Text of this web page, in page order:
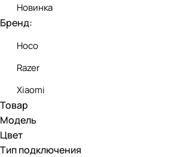
Новинка
Бренд:
Hoco
Razer
Xiaomi
Товар
Модель
Цвет
Тип подключения